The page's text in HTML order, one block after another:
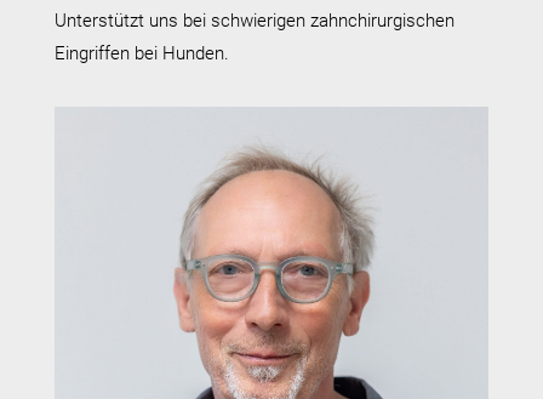
Unterstützt uns bei schwierigen zahnchirurgischen
Eingriffen bei Hunden.